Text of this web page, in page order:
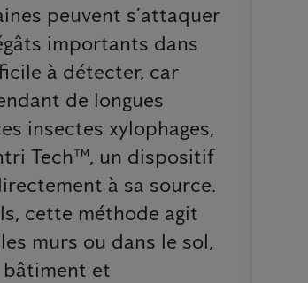
peuvent s’attaquer
importants dans
à détecter, car
de longues
insectes xylophages,
Tech™, un dispositif
à sa source.
cette méthode agit
murs ou dans le sol,
et